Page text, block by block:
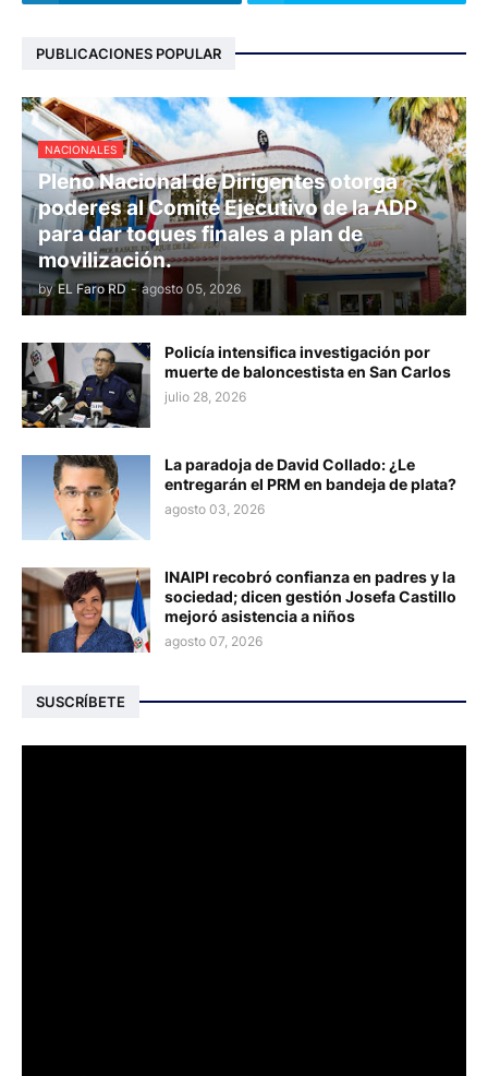
PUBLICACIONES POPULAR
NACIONALES
Pleno Nacional de Dirigentes otorga
poderes al Comité Ejecutivo de la ADP
para dar toques finales a plan de
movilización.
by EL Faro RD - agosto 05, 2026
Policía intensifica investigación por
muerte de baloncestista en San Carlos
julio 28, 2026
La paradoja de David Collado: ¿Le
entregarán el PRM en bandeja de plata?
agosto 03, 2026
INAIPI recobró confianza en padres y la
sociedad; dicen gestión Josefa Castillo
mejoró asistencia a niños
agosto 07, 2026
SUSCRÍBETE